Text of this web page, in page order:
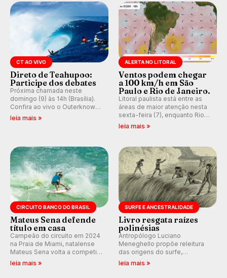
CT AO VIVO
Direto de Teahupoo:
Participe dos debates
Próxima chamada neste
domingo (9) às 14h (Brasília).
Confira ao vivo o Outerknown
Tahiti Pro 2026 e participe dos
leia mais »
ALERTA NO LITORAL
Ventos podem chegar
a 100 km/h em São
Paulo e Rio de Janeiro.
Litoral paulista está entre as
áreas de maior atenção nesta
sexta-feira (7), enquanto Rio
de Janeiro também recebe
km/h em Itanhaém.
leia mais »
CIRCUITO BANCO DO BRASIL
Mateus Sena defende
título em casa
Campeão do circuito em 2024
na Praia de Miami, natalense
Mateus Sena volta a competir
em casa em busca de manter a
leia mais »
SURFE E ANCESTRALIDADE
Livro resgata raízes
polinésias
Antropólogo Luciano
Meneghello propõe releitura
das origens do surfe,
resgatando a cultura polinésia
leia mais »